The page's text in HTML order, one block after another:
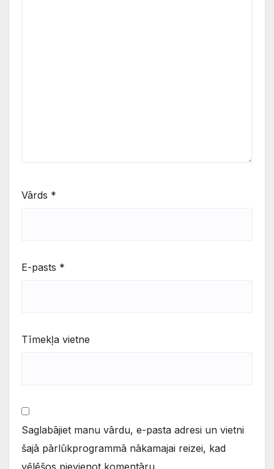
Vārds *
E-pasts *
Tīmekļa vietne
Saglabājiet manu vārdu, e-pasta adresi un vietni
šajā pārlūkprogrammā nākamajai reizei, kad